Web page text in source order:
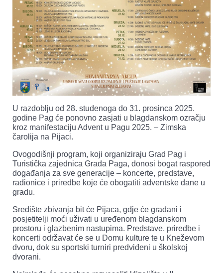
U razdoblju od 28. studenoga do 31. prosinca 2025.
godine Pag će ponovno zasjati u blagdanskom ozračju
kroz manifestaciju Advent u Pagu 2025. – Zimska
čarolija na Pijaci.
Ovogodišnji program, koji organiziraju Grad Pag i
Turistička zajednica Grada Paga, donosi bogat raspored
događanja za sve generacije – koncerte, predstave,
radionice i priredbe koje će obogatiti adventske dane u
gradu.
Središte zbivanja bit će Pijaca, gdje će građani i
posjetitelji moći uživati u uređenom blagdanskom
prostoru i glazbenim nastupima. Predstave, priredbe i
koncerti održavat će se u Domu kulture te u Kneževom
dvoru, dok su sportski turniri predviđeni u školskoj
dvorani.